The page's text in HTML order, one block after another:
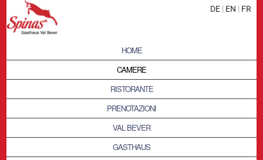
DE | EN | FR
HOME
CAMERE
RISTORANTE
PRENOTAZIONI
VAL BEVER
GASTHAUS